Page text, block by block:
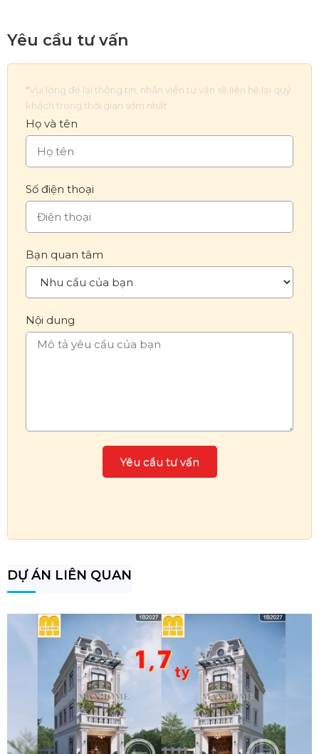
Yêu cầu tư vấn
*Vui lòng để lại thông tin, nhân viên tư vấn sẽ liên hệ lại quý
khách trong thời gian sớm nhất
Họ và tên
Số điện thoại
Bạn quan tâm
Nội dung
DỰ ÁN LIÊN QUAN